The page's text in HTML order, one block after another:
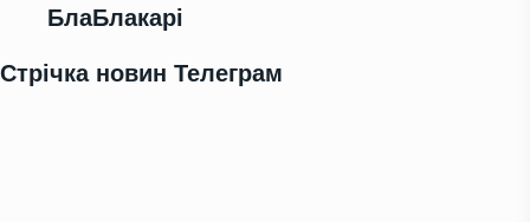
БлаБлакарі
Стрічка новин Телеграм